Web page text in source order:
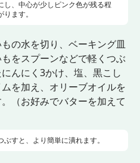
し、中心が少しピンク色が残る程
ます。
の水を切り、ベーキング皿
をスプーンなどで軽くつぶ
んにく3かけ、塩、黒こし
を加え、オリーブオイルを
（お好みでバターを加えて
すと、より簡単に潰れます。